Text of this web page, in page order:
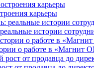
карьеры
истории
о работе в «Магнит